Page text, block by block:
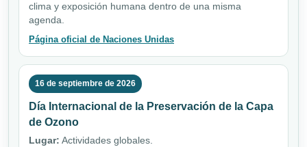
clima y exposición humana dentro de una misma
agenda.
Página oficial de Naciones Unidas
16 de septiembre de 2026
Día Internacional de la Preservación de la Capa
de Ozono
Lugar: Actividades globales.